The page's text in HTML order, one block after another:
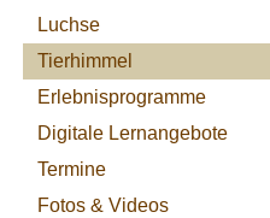
Luchse
Tierhimmel
Erlebnisprogramme
Digitale Lernangebote
Termine
Fotos & Videos